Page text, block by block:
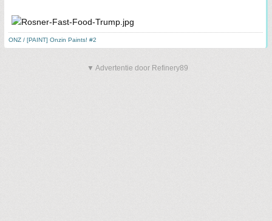
ONZ / [PAINT] Onzin Paints! #2
▼ Advertentie door Refinery89